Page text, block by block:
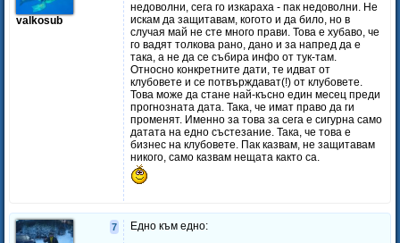
valkosub
недоволни, сега го изкараха - пак недоволни. Не
искам да защитавам, когото и да било, но в
случая май не сте много прави. Това е хубаво, че
го вадят толкова рано, дано и за напред да е
така, а не да се събира инфо от тук-там.
Относно конкретните дати, те идват от
клубовете и се потвърждават(!) от клубовете.
Това може да стане най-късно един месец преди
прогнозната дата. Така, че имат право да ги
променят. Именно за това за сега е сигурна само
датата на едно състезание. Така, че това е
бизнес на клубовете. Пак казвам, не защитавам
никого, само казвам нещата както са.
7 Едно към едно: